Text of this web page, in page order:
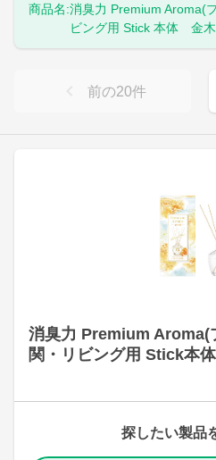
消臭力 Premium Aroma(
関・リビング用 Stick本
探したい製品
商品名:消臭力 Premium Aroma(
ビング用 Stick 本体 金
前の20件